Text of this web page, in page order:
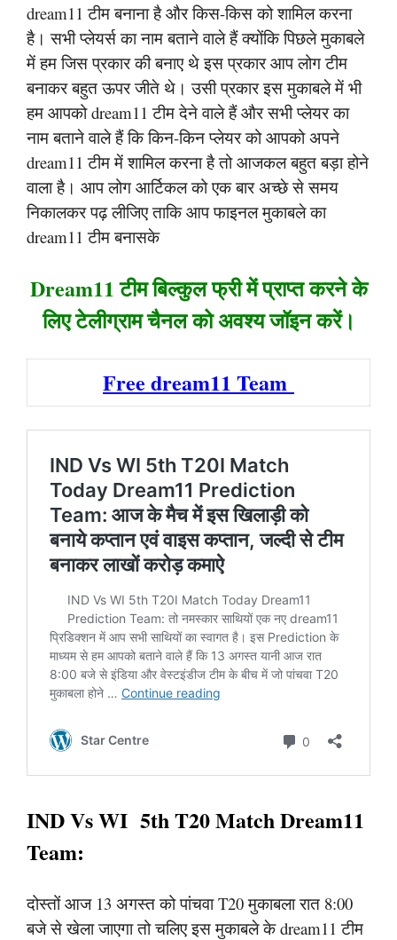
dream11 टीम बनाना है और किस-किस को शामिल करना
है। सभी प्लेयर्स का नाम बताने वाले हैं क्योंकि पिछले मुकाबले
में हम जिस प्रकार की बनाए थे इस प्रकार आप लोग टीम
बनाकर बहुत ऊपर जीते थे। उसी प्रकार इस मुकाबले में भी
हम आपको dream11 टीम देने वाले हैं और सभी प्लेयर का
नाम बताने वाले हैं कि किन-किन प्लेयर को आपको अपने
dream11 टीम में शामिल करना है तो आजकल बहुत बड़ा होने
वाला है। आप लोग आर्टिकल को एक बार अच्छे से समय
निकालकर पढ़ लीजिए ताकि आप फाइनल मुकाबले का
dream11 टीम बनासके
Dream11 टीम बिल्कुल फ्री में प्राप्त करने के
लिए टेलीग्राम चैनल को अवश्य जॉइन करें।
Free dream11 Team
IND Vs WI 5th T20 Match Dream11
Team:
दोस्तों आज 13 अगस्त को पांचवा T20 मुकाबला रात 8:00
बजे से खेला जाएगा तो चलिए इस मुकाबले के dream11 टीम